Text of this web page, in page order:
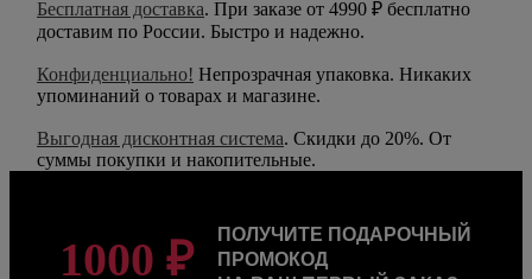
Бесплатная доставка. При заказе от 4990 ₽ бесплатно
доставим по России. Быстро и надежно.
Конфиденциально! Непрозрачная упаковка. Никаких
упоминаний о товарах и магазине.
Выгодная дисконтная система. Скидки до 20%. От
суммы покупки и накопительные.
1000 ₽
ПОЛУЧИТЕ ПОДАРОЧНЫЙ
ПРОМОКОД